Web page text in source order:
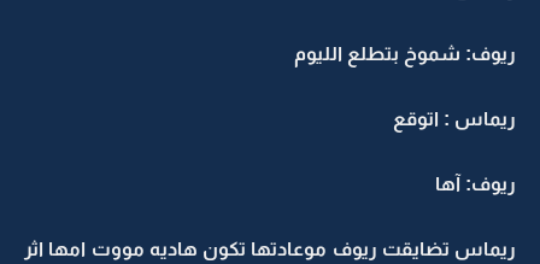
ريوف: شموخ بتطلع الليوم
ريماس : اتوقع
ريوف: آها
ريماس تضايقت ريوف موعادتها تكون هاديه مووت امها اثر